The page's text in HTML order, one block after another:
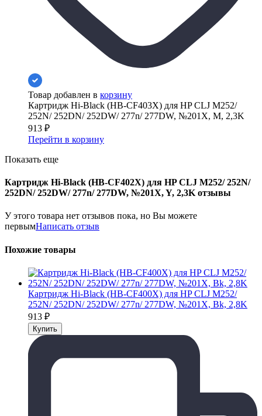
Товар добавлен в корзину
Картридж Hi-Black (HB-CF403X) для HP CLJ M252/
252N/ 252DN/ 252DW/ 277n/ 277DW, №201X, M, 2,3K
913 ₽
Перейти в корзину
Показать еще
Картридж Hi-Black (HB-CF402X) для HP CLJ M252/ 252N/
252DN/ 252DW/ 277n/ 277DW, №201X, Y, 2,3K отзывы
У этого товара нет отзывов пока, но Вы можете
первымНаписать отзыв
Похожие товары
Картридж Hi-Black (HB-CF400X) для HP CLJ M252/
252N/ 252DN/ 252DW/ 277n/ 277DW, №201X, Bk, 2,8K
913 ₽